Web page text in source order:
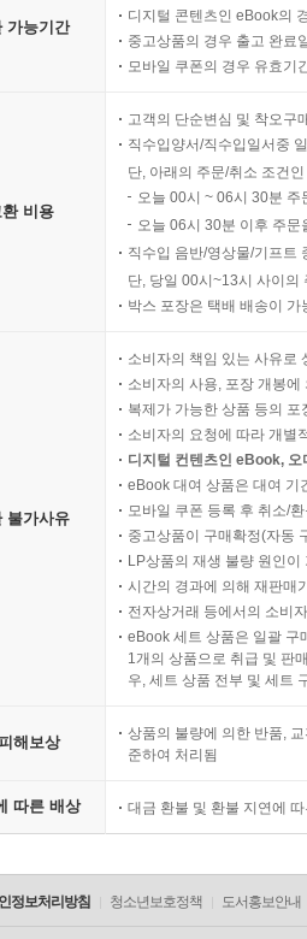
가능기간
디지털 콘텐츠인 eBook의
중고상품의 경우 출고 완료
모바일 쿠폰의 경우 유효기
비용
고객의 단순변심 및 착오구
직수입양서/직수입일서중
단, 아래의 주문/취소 조건
오늘 00시 ~ 06시 30분
오늘 06시 30분 이후 주
직수입 음반/영상물/기프트
단, 당일 00시~13시 사이의
박스 포장은 택배 배송이
불가사유
소비자의 책임 있는 사유로
소비자의 사용, 포장 개봉
복제가 가능한 상품 등의
소비자의 요청에 따라 개별
디지털 컨텐츠인 eBook,
eBook 대여 상품은 대여 기
모바일 쿠폰 등록 후 취소/
중고상품이 구매확정(자동
LP상품의 재생 불량 원인
시간의 경과에 의해 재판매
전자상거래 등에서의 소비
eBook 세트 상품은 일괄 구
1개의 상품으로 취급 및 판
우, 세트 상품 전부 및 세트
해보상
상품의 불량에 의한 반품,
준하여 처리됨
따른 배상 대금 환불 및 환불 지연에
정보처리방침 청소년보호정책 도서홍보안내